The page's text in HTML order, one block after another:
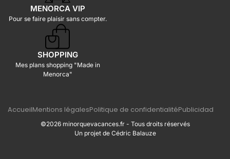
MENORCA VIP
Pour se faire plaisir sans compter.
SHOPPING
Mes plans shopping "Made in
Menorca"
AccueilMentions légalesPolitique de confidentialitéPublicidad
©2026 minorquevacances.fr - Tous droits réservés
Un projet de Cédric Balauze